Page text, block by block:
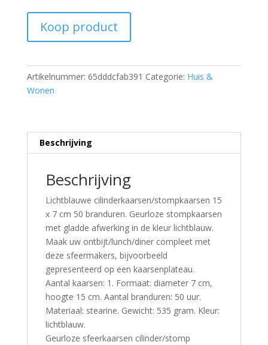
Koop product
Artikelnummer: 65dddcfab391 Categorie: Huis &
Wonen
Beschrijving
Beschrijving
Lichtblauwe cilinderkaarsen/stompkaarsen 15
x 7 cm 50 branduren. Geurloze stompkaarsen
met gladde afwerking in de kleur lichtblauw.
Maak uw ontbijt/lunch/diner compleet met
deze sfeermakers, bijvoorbeeld
gepresenteerd op een kaarsenplateau.
Aantal kaarsen: 1. Formaat: diameter 7 cm,
hoogte 15 cm. Aantal branduren: 50 uur.
Materiaal: stearine. Gewicht: 535 gram. Kleur:
lichtblauw.
Geurloze sfeerkaarsen cilinder/stomp